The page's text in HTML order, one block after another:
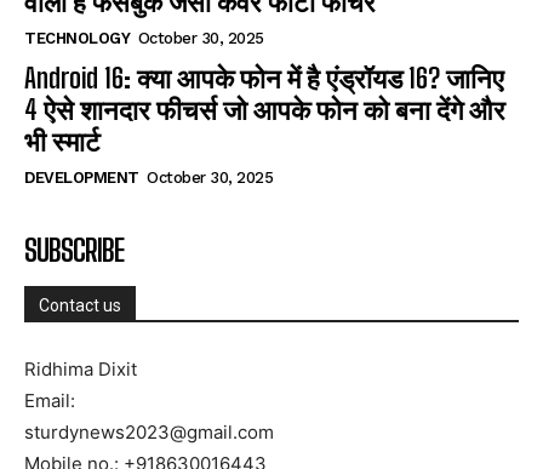
TECHNOLOGY October 30, 2025
Android 16: क्या आपके फोन में है एंड्रॉयड 16? जानिए
4 ऐसे शानदार फीचर्स जो आपके फोन को बना देंगे और
भी स्मार्ट
DEVELOPMENT October 30, 2025
SUBSCRIBE
Contact us
Ridhima Dixit
Email:
sturdynews2023@gmail.com
Mobile no.: +918630016443